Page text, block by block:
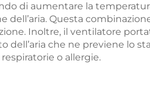
di aumentare la
dell’aria. Questa
Inoltre, il ventilatore
dell’aria che ne previene lo
o allergie.